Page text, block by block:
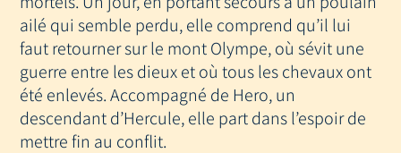
LA
REVANCHE
LA
NUIT
ailé qui semble perdu, elle comprend qu’il lui
faut retourner sur le mont Olympe, où sévit une
guerre entre les dieux et où tous les chevaux ont
été enlevés. Accompagné de Hero, un
descendant d’Hercule, elle part dans l’espoir de
mettre fin au conflit.